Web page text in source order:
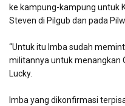
ke kampung-kampung untuk
Steven di Pilgub dan pada
“Untuk itu Imba sudah
militannya untuk menangkan
Lucky.
Imba yang dikonfirmasi